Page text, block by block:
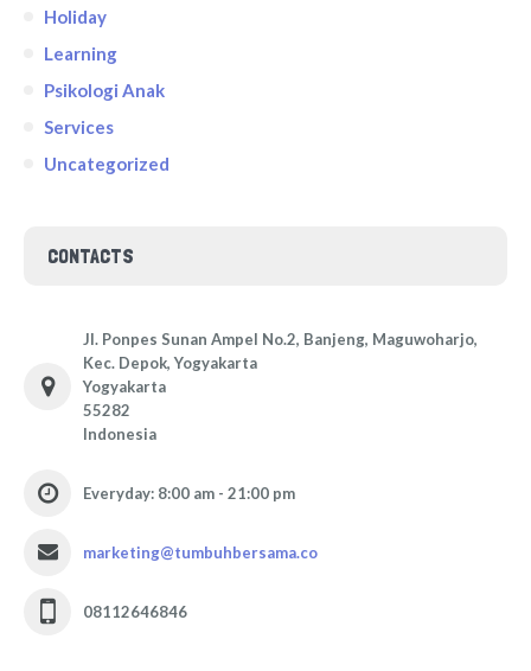
Holiday
Learning
Psikologi Anak
Services
Uncategorized
CONTACTS
Jl. Ponpes Sunan Ampel No.2, Banjeng, Maguwoharjo,
Kec. Depok, Yogyakarta
Yogyakarta
55282
Indonesia
Everyday: 8:00 am - 21:00 pm
marketing@tumbuhbersama.co
08112646846